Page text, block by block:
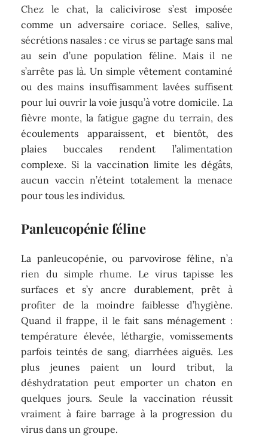
Chez le chat, la calicivirose s’est imposée
comme un adversaire coriace. Selles, salive,
sécrétions nasales : ce virus se partage sans mal
au sein d’une population féline. Mais il ne
s’arrête pas là. Un simple vêtement contaminé
ou des mains insuffisamment lavées suffisent
pour lui ouvrir la voie jusqu’à votre domicile. La
fièvre monte, la fatigue gagne du terrain, des
écoulements apparaissent, et bientôt, des
plaies buccales rendent l’alimentation
complexe. Si la vaccination limite les dégâts,
aucun vaccin n’éteint totalement la menace
pour tous les individus.
Panleucopénie féline
La panleucopénie, ou parvovirose féline, n’a
rien du simple rhume. Le virus tapisse les
surfaces et s’y ancre durablement, prêt à
profiter de la moindre faiblesse d’hygiène.
Quand il frappe, il le fait sans ménagement :
température élevée, léthargie, vomissements
parfois teintés de sang, diarrhées aiguës. Les
plus jeunes paient un lourd tribut, la
déshydratation peut emporter un chaton en
quelques jours. Seule la vaccination réussit
vraiment à faire barrage à la progression du
virus dans un groupe.